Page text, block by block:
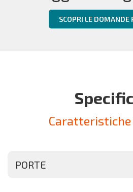
SCOPRI LE DOMANDE
Caratteristiche
PORTE